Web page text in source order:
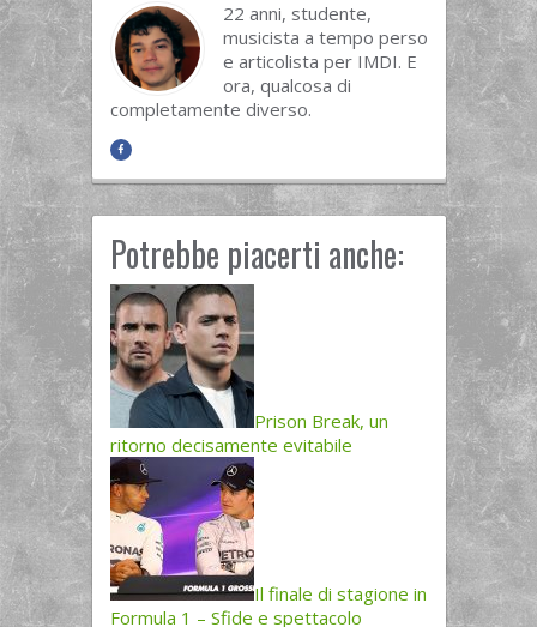
22 anni, studente,
musicista a tempo perso
e articolista per IMDI. E
ora, qualcosa di
completamente diverso.
Potrebbe piacerti anche:
Prison Break, un
ritorno decisamente evitabile
Il finale di stagione in
Formula 1 – Sfide e spettacolo